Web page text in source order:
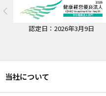
登録番号：第715号
当社について